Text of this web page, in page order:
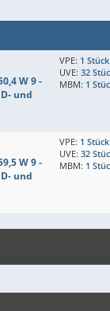
W 9 -
und
VPE: 1 Stück
UVE: 32
MBM: 1
W 9 -
und
VPE: 1 Stück
UVE: 32
MBM: 1